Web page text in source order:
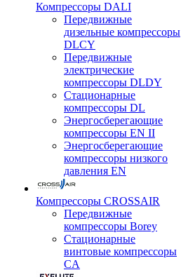
Компрессоры DALI
Передвижные
дизельные компрессоры
DLCY
Передвижные
электрические
компрессоры DLDY
Стационарные
компрессоры DL
Энергосберегающие
компрессоры EN II
Энергосберегающие
компрессоры низкого
давления EN
Компрессоры CROSSAIR
Передвижные
компрессоры Borey
Стационарные
винтовые компрессоры
CA